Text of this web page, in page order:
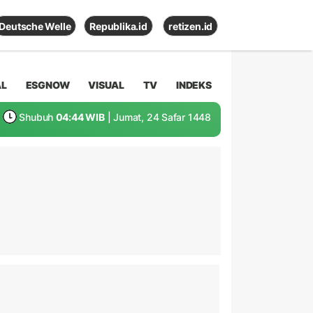
Deutsche Welle Republika.id retizen.id
ESGNOW VISUAL TV INDEKS
Shubuh 04:44 WIB | Jumat, 24 Safar 1448